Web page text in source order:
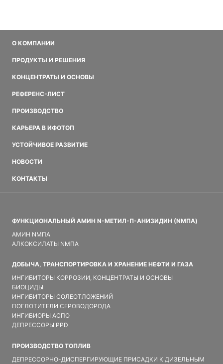
О КОМПАНИИ
ПРОДУКТЫ И РЕШЕНИЯ
КОНЦЕНТРАТЫ И ОСНОВЫ
РЕФЕРЕНС-ЛИСТ
ПРОИЗВОДСТВО
КАРЬЕРА В ИФОТОП
УСТОЙЧИВОЕ РАЗВИТИЕ
НОВОСТИ
КОНТАКТЫ
ФУНКЦИОНАЛЬНЫЙ АМИН N-МЕТИЛ-П-АНИЗИДИН (NMПA)
АМИН NMПA
АЛКОКСИЛАТЫ NMПA
ДОБЫЧА, ТРАНСПОРТИРОВКА И ХРАНЕНИЕ НЕФТИ И ГАЗА
ИНГИБИТОРЫ КОРРОЗИИ, КОНЦЕНТРАТЫ И ОСНОВЫ
БИОЦИДЫ
ИНГИБИТОРЫ СОЛЕОТЛОЖЕНИЙ
ПОГЛОТИТЕЛИ СЕРОВОДОРОДА
ИНГИБИОРЫ АСПО
ДЕПРЕССОРЫ PPD
ПРОИЗВОДСТВО ТОПЛИВ
ДЕПРЕССОРНО-ДИСПЕРГИРУЮЩИЕ ПРИСАДКИ К ДИЗЕЛЬНЫМ